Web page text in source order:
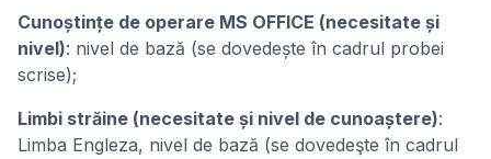
Cunoștințe de operare MS OFFICE (necesitate și
nivel): nivel de bază (se dovedește în cadrul probei
scrise);
Limbi străine (necesitate și nivel de cunoaștere):
Limba Engleza, nivel de bază (se dovedeşte în cadrul